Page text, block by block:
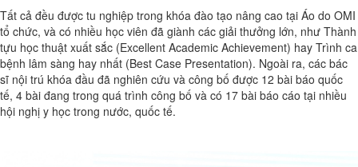
Tất cả đều được tu nghiệp trong khóa đào tạo nâng cao tại Áo do OMI
tổ chức, và có nhiều học viên đã giành các giải thưởng lớn, như Thành
tựu học thuật xuất sắc (Excellent Academic Achievement) hay Trình ca
bệnh lâm sàng hay nhất (Best Case Presentation). Ngoài ra, các bác
sĩ nội trú khóa đầu đã nghiên cứu và công bố được 12 bài báo quốc
tế, 4 bài đang trong quá trình công bố và có 17 bài báo cáo tại nhiều
hội nghị y học trong nước, quốc tế.